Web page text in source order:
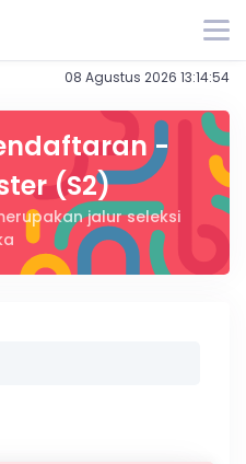
08 Agustus 2026 13:14:54
-
(S2)
jalur seleksi